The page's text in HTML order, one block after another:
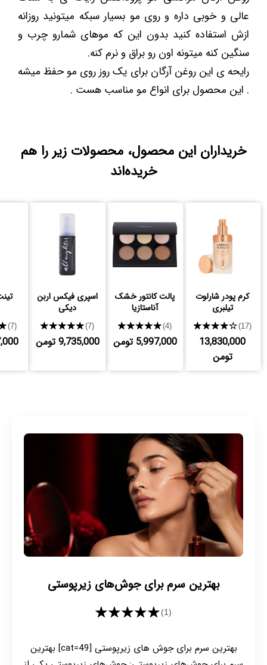
عالی و خوبی داره و روی مو بسیار سبکه میتونید روزانه
ازش استفاده کنید بدون این که موهای شمارو چرب و
سنگین کنه میتونه اون رو براق و نرم کنه.
رایحه ی این روغن آرگان برای یک روز روی مو حفظ میشه
. این محصول برای انواع مو مناسب هست .
خریداران این محصول، محصولات زیر را هم
خریده‌اند
کرم پودر شارلوت
تیلبری
★★★★★(17)
13,830,000
تومن
پالت کانتور خشک
آناستازیا
★★★★★(4)
5,997,000 تومن
اسپری فیکس اربن
دیکی
★★★★★(7)
9,735,000 تومن
(7)
بهترین سرم برای جوش‌های زیرپوستی
★★★★★(1)
بهترین سرم برای جوش های زیرپوستی [cat=49] بهترین